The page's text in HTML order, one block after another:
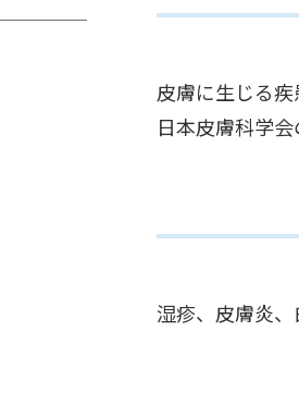
皮膚に生じる疾
日本皮膚科学
湿疹、皮膚炎